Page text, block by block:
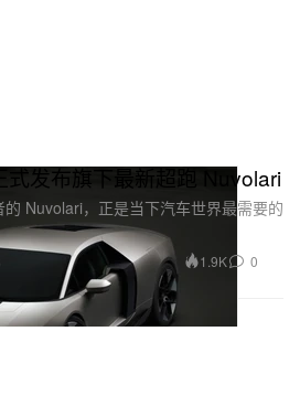
发布旗下最新超跑 Nuvolari
Nuvolari，正是当下汽车世界最需要的
1.9K 0